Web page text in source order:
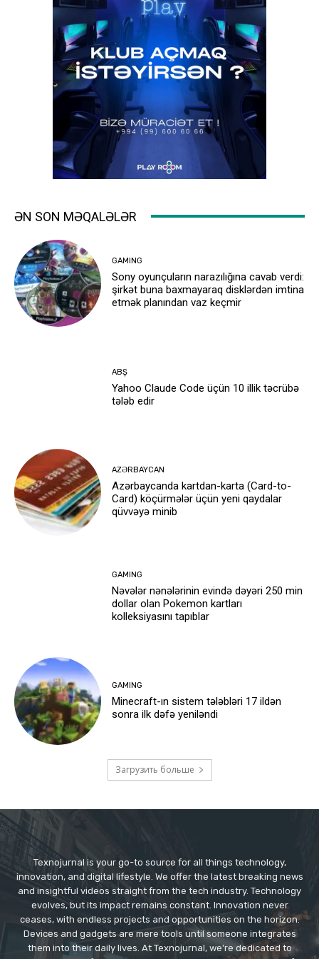
ƏN SON MƏQALƏLƏR
GAMING
Sony oyunçuların narazılığına cavab verdi:
şirkət buna baxmayaraq disklərdən imtina
etmək planından vaz keçmir
ABŞ
Yahoo Claude Code üçün 10 illik təcrübə
tələb edir
AZƏRBAYCAN
Azərbaycanda kartdan-karta (Card-to-
Card) köçürmələr üçün yeni qaydalar
qüvvəyə minib
GAMING
Nəvələr nənələrinin evində dəyəri 250 min
dollar olan Pokemon kartları
kolleksiyasını tapıblar
GAMING
Minecraft-ın sistem tələbləri 17 ildən
sonra ilk dəfə yeniləndi
Загрузить больше
Texnojurnal is your go-to source for all things technology,
innovation, and digital lifestyle. We offer the latest breaking news
and insightful videos straight from the tech industry. Technology
evolves, but its impact remains constant. Innovation never
ceases, with endless projects and opportunities on the horizon.
Devices and gadgets are mere tools until someone integrates
them into their daily lives. At Texnojurnal, we're dedicated to